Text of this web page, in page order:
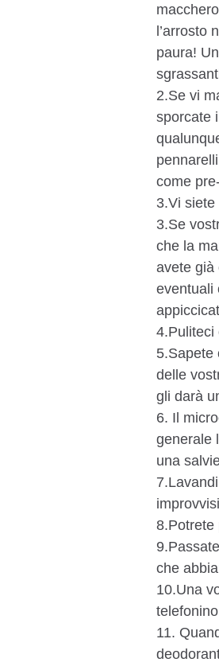
l’arrosto
paura!
2.Se vi
sporcate
come
3.Vi
3.Se
che la
avete già
eventuali
4.Puliteci
5.Sapete
delle
gli darà
6. Il
generale
una
8.Potrete
che
10.Una
11.